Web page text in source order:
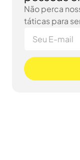
Não perca
táticas para